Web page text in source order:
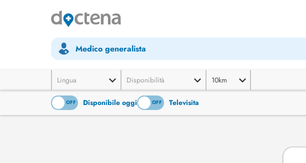
Medico generalista
Lingua Disponibilità 10km
OFF Disponibile oggi
ON OFF Televisita